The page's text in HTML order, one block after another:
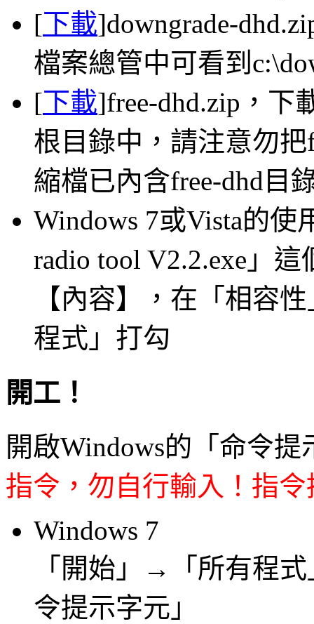
[下載]downgrade-
檔案總管中可看到
[下載]free-dhd.zip，下
根目錄中，請注意勿
縮檔已內含free-dhd目
Windows 7或Vista的使
radio tool V2.2.exe」
【內容】，在「相容
程式」打勾
開工！
開啟Windows的「命令提
指令，勿自行輸入！指
Windows 7
「開始」→「所有程
令提示字元」